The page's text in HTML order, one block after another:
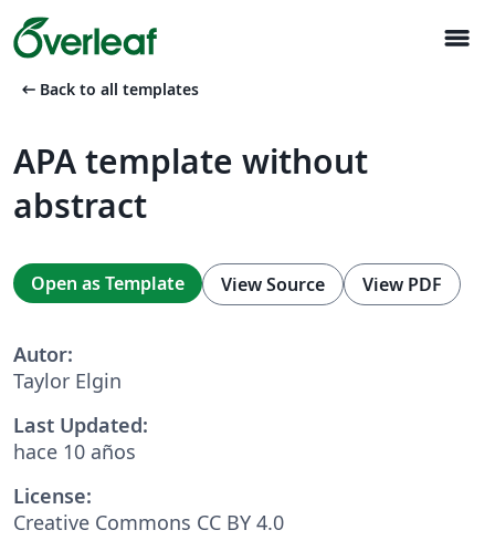
menu
arrow_left_alt Back to all templates
APA template without
abstract
Open as Template View Source View PDF
Autor:
Taylor Elgin
Last Updated:
hace 10 años
License:
Creative Commons CC BY 4.0